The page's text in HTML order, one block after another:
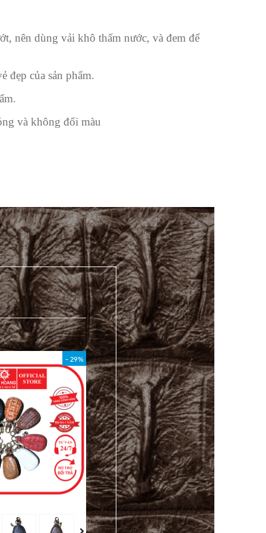
nên dùng vải khô thấm nước, và đem để
đẹp của sản phẩm.
và không đổi màu
- 29%